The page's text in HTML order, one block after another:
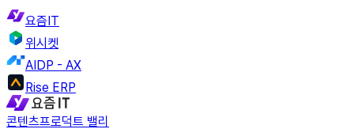
요즘IT
위시켓
AIDP - AX
Rise ERP
콘텐츠프로덕트 밸리